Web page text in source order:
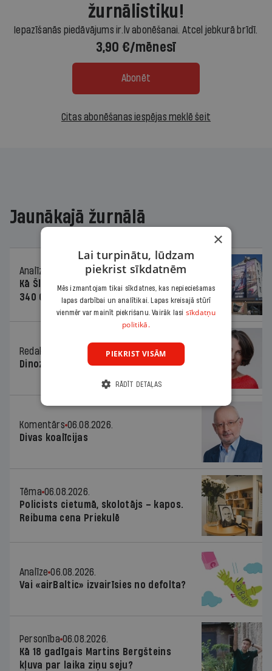
žurnālistiku!
Iepazīšanās piedāvājums ir.lv abonēšanai. Atcel jebkurā brīdī.
3,90 €/mēnesī
Abonēt
Citas abonēšanas iespējas meklē šeit
Jaunākajā žurnālā
Analīze
06.08.2026.
Kā Šlesera partija palika nesodīta par
340 000 vērtu reklāmas kampaņu
Redaktores sleja
06.08.2026.
Dinozaura triks
Komentārs 06.08.2026.
Divas koalīcijas
Tēma 06.08.2026.
Policists cietumā, skolotājs – kapos.
Reibuma cena Priekulē
Analīze 06.08.2026.
Vai «airBaltic» izvairīsies no defolta?
Personība 06.08.2026.
Kā 18 gadīgais Martins Bergšteins
kļuva par laika ziņu seju?
×
Lai turpinātu, lūdzam
piekrist sīkdatnēm
Mēs izmantojam tikai sīkdatnes, kas nepieciešamas
lapas darbībai un analītikai. Lapas kreisajā stūrī
vienmēr var mainīt piekrišanu. Vairāk lasi sīkdatņu
politikā.
PIEKRIST VISĀM
RĀDĪT DETAĻAS